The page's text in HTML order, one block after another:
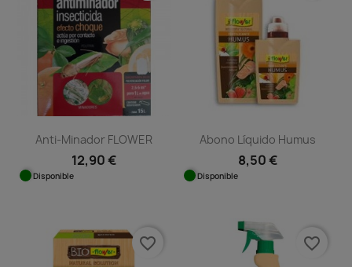
Anti-Minador FLOWER
12,90 €
Disponible
Abono Líquido Humus
8,50 €
Disponible
favorite_border favorite_border